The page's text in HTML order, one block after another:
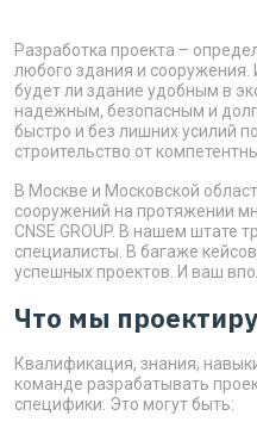
Разработка проекта –
любого здания и сооружения.
будет ли здание удобным в
надежным, безопасным и
быстро и без лишних усилий
строительство от
В Москве и Московской
сооружений на протяжении
CNSE GROUP. В нашем штате
специалисты. В багаже
успешных проектов. И ваш
Что мы
Квалификация, знания,
команде разрабатывать
специфики. Это могут быть: